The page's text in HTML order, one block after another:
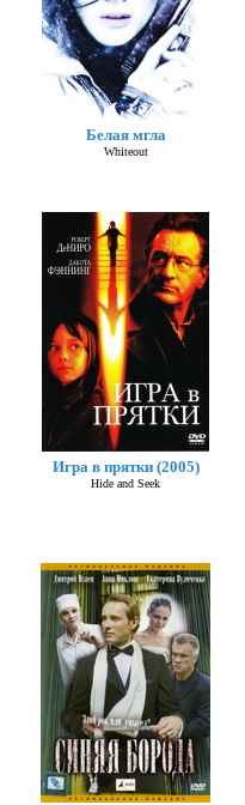
Белая мгла
Whiteout
Игра в прятки (2005)
Hide and Seek